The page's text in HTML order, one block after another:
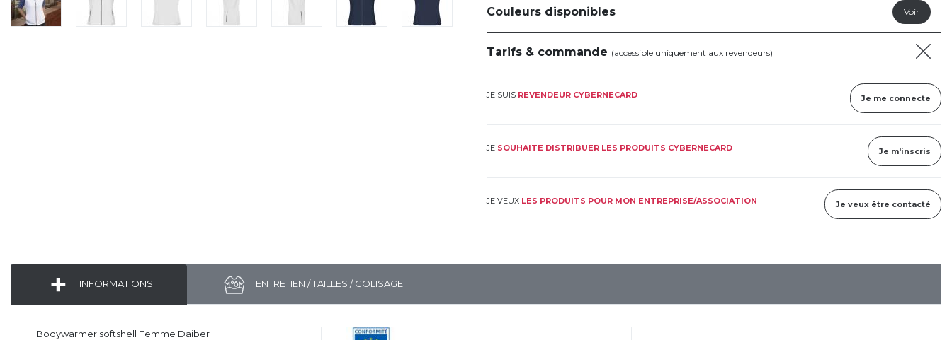
Couleurs disponibles
Tarifs & commande (accessible uniquement aux revendeurs)
JE SUIS REVENDEUR CYBERNECARD Je me connecte
JE SOUHAITE DISTRIBUER LES PRODUITS CYBERNECARD Je m'inscris
JE VEUX LES PRODUITS POUR MON ENTREPRISE/ASSOCIATION Je veux être contacté
INFORMATIONS ENTRETIEN / TAILLES / COLISAGE
Bodywarmer softshell Femme Daiber